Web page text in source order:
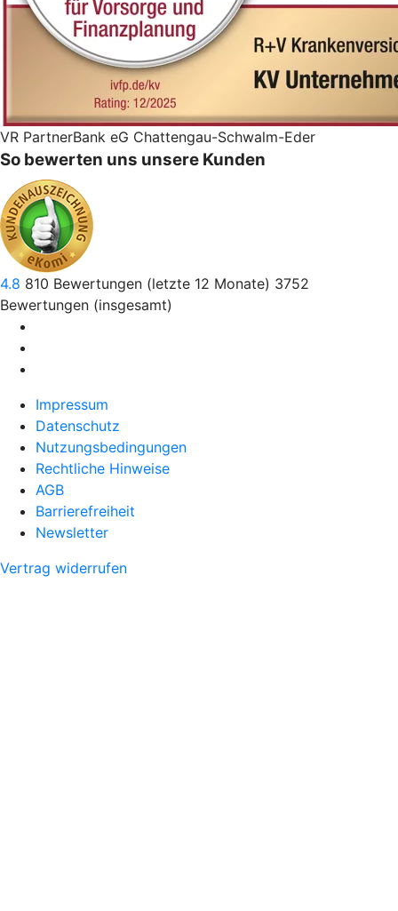
VR PartnerBank eG Chattengau-Schwalm-Eder
So bewerten uns unsere Kunden
4.8 810 Bewertungen (letzte 12 Monate) 3752
Bewertungen (insgesamt)
Impressum
Datenschutz
Nutzungsbedingungen
Rechtliche Hinweise
AGB
Barrierefreiheit
Newsletter
Vertrag widerrufen